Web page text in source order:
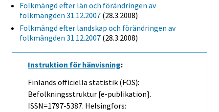
Folkmängd efter län och förändringen av
folkmängden 31.12.2007 (28.3.2008)
Folkmängd efter landskap och förändringen av
folkmängden 31.12.2007 (28.3.2008)
Instruktion för hänvisning:
Finlands officiella statistik (FOS):
Befolkningsstruktur [e-publikation].
ISSN=1797-5387. Helsingfors: